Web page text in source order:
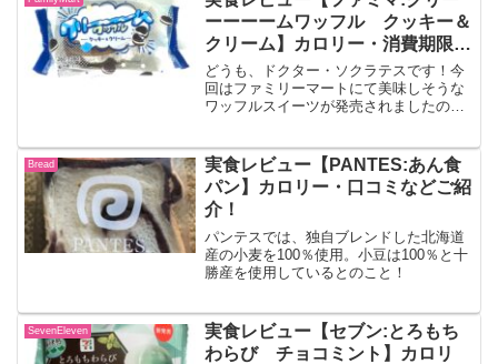
風味のクランチをのせた商...
ーーーームワッフル クッキー＆
クリーム】カロリー・消費期限な
どもご紹介
どうも、ドクター・ソクラテスです！今
回はファミリーマートにて美味しそうな
ワッフルスイーツが発売されましたの
クッキー＆クリーム味のワッフルです。
クリームたっぷりで食べごた...
Bread
実食レビュー【PANTES:あん食
パン】カロリー・口コミなどご紹
介！
パンテスでは、独自ブレンドした北海道
産の小麦を100％使用。小豆は100％と十
勝産を使用しているとのこと！
SevenEleven
実食レビュー【セブン:とろもち
わらび チョコミント】カロリ